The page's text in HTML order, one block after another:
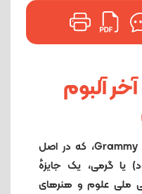
آلبوم
جایزهٔ گرمی (انگلیسی: Grammy Award، که در اصل
یا گرمی، یک جایزهٔ
ملی علوم و هنرهای